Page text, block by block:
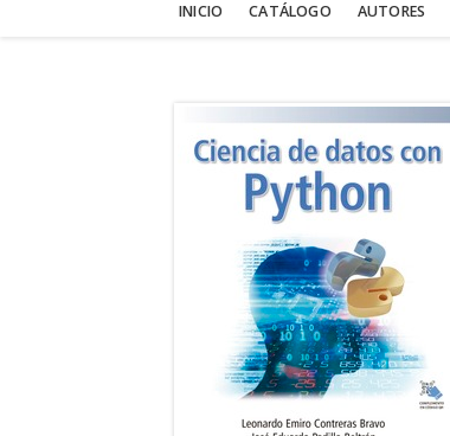
INICIO CATÁLOGO AUTORES